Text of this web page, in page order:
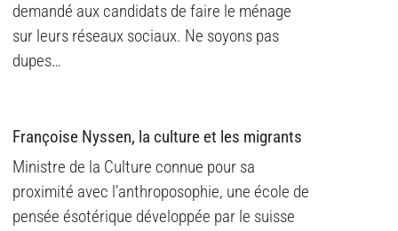
demandé aux candidats de faire le ménage
sur leurs réseaux sociaux. Ne soyons pas
dupes…
Françoise Nyssen, la culture et les migrants
Ministre de la Culture connue pour sa
proximité avec l’anthroposophie, une école de
pensée ésotérique développée par le suisse